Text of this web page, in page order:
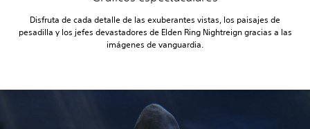
Disfruta de cada detalle de las exuberantes vistas, los paisajes de
pesadilla y los jefes devastadores de Elden Ring Nightreign gracias a las
imágenes de vanguardia.